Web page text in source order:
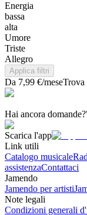
Energia
bassa
alta
Umore
Triste
Allegro
Applica filtri
Da 7,99 €/meseTrova
Hai ancora
Scarica l'app
Link utili
Catalogo musicale
assistenzaContattaci
Jamendo
Jamendo per artisti
Note legali
Condizioni generali